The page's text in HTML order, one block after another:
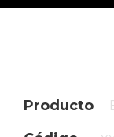
Producto